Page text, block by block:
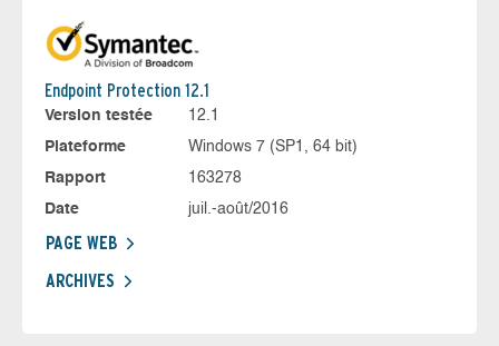
Endpoint Protection 12.1
Version testée
12.1
Plateforme
Windows 7 (SP1, 64 bit)
Rapport
163278
Date
juil.-août/2016
PAGE WEB
ARCHIVES